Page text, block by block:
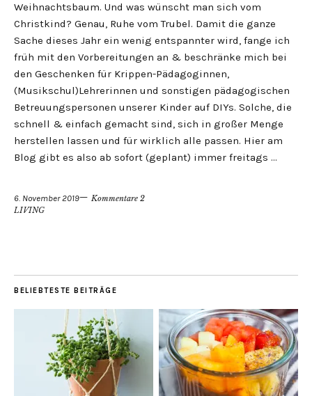
Weihnachtsbaum. Und was wünscht man sich vom
Christkind? Genau, Ruhe vom Trubel. Damit die ganze
Sache dieses Jahr ein wenig entspannter wird, fange ich
früh mit den Vorbereitungen an & beschränke mich bei
den Geschenken für Krippen-Pädagoginnen,
(Musikschul)Lehrerinnen und sonstigen pädagogischen
Betreuungspersonen unserer Kinder auf DIYs. Solche, die
schnell & einfach gemacht sind, sich in großer Menge
herstellen lassen und für wirklich alle passen. Hier am
Blog gibt es also ab sofort (geplant) immer freitags …
6. November 2019
Kommentare 2
LIVING
BELIEBTESTE BEITRÄGE